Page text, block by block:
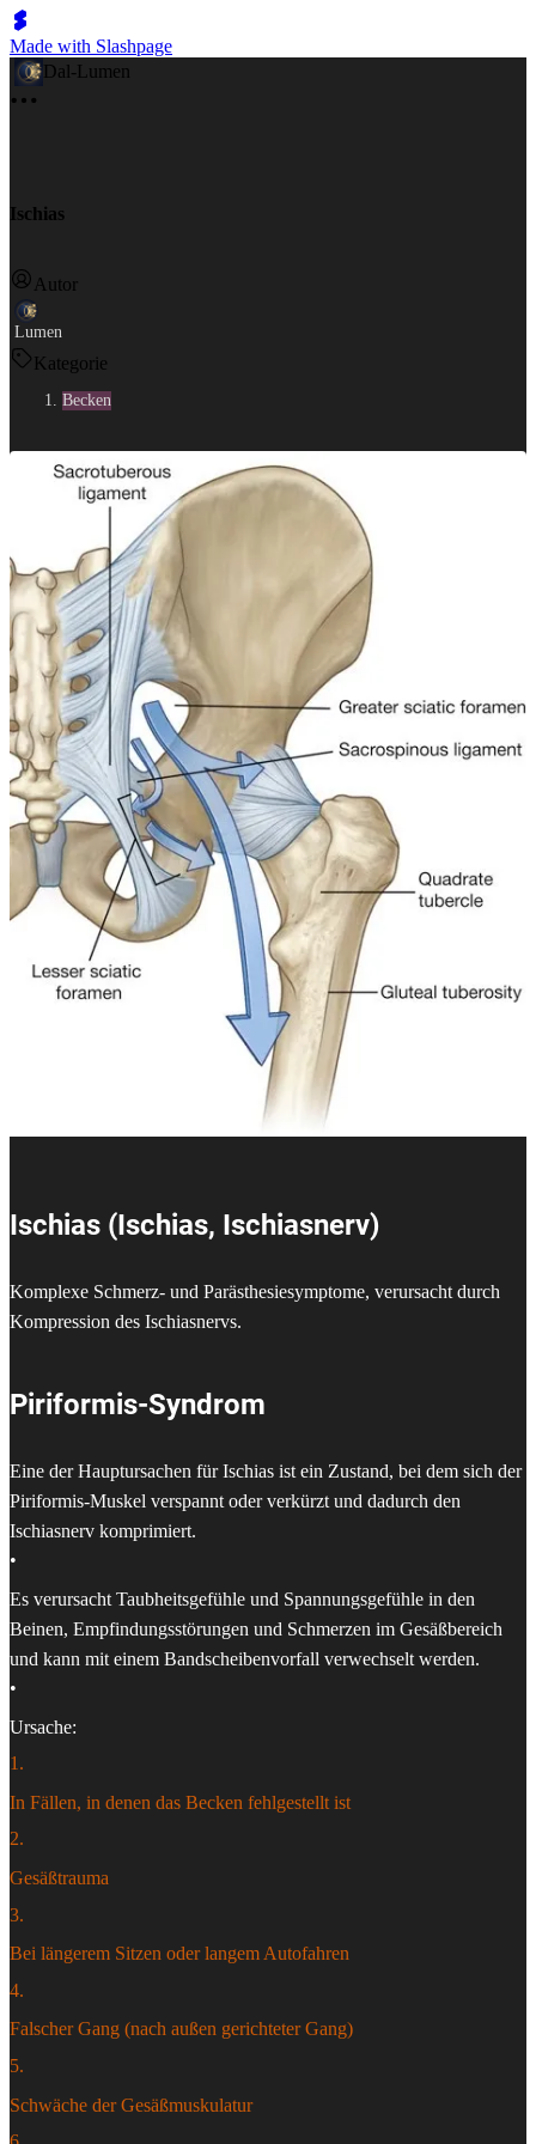
Made with Slashpage
Dal-Lumen
Ischias
Autor
Lumen
Kategorie
Becken
Ischias (Ischias, Ischiasnerv)
Komplexe Schmerz- und Parästhesiesymptome, verursacht durch
Kompression des Ischiasnervs.
Piriformis-Syndrom
Eine der Hauptursachen für Ischias ist ein Zustand, bei dem sich der
Piriformis-Muskel verspannt oder verkürzt und dadurch den
Ischiasnerv komprimiert.
•
Es verursacht Taubheitsgefühle und Spannungsgefühle in den
Beinen, Empfindungsstörungen und Schmerzen im Gesäßbereich
und kann mit einem Bandscheibenvorfall verwechselt werden.
•
Ursache:
1 .
In Fällen, in denen das Becken fehlgestellt ist
2.
Gesäßtrauma
3.
Bei längerem Sitzen oder langem Autofahren
4.
Falscher Gang (nach außen gerichteter Gang)
5.
Schwäche der Gesäßmuskulatur